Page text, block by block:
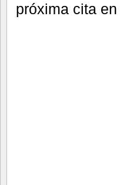
próxima cita en